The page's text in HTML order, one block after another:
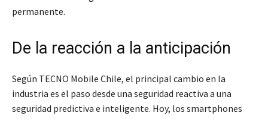
permanente.
De la reacción a la anticipación
Según TECNO Mobile Chile, el principal cambio en la
industria es el paso desde una seguridad reactiva a una
seguridad predictiva e inteligente. Hoy, los smartphones